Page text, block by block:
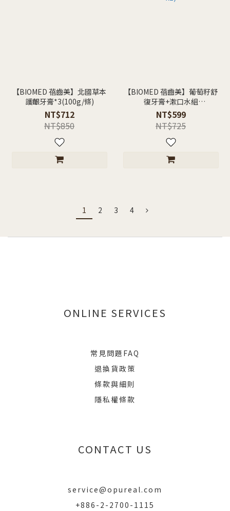
【BIOMED 蓓齒美】北國草本
護齦牙膏*3(100g/條)
NT$712
NT$850
【BIOMED 蓓齒美】葡萄籽舒
復牙膏+漱口水組
(500mlx1+100g x1)
NT$599
NT$725
1 2 3 4
ONLINE SERVICES
常見問題FAQ
退換貨政策
條款與細則
隱私權條款
CONTACT US
service@opureal.com
+886-2-2700-1115